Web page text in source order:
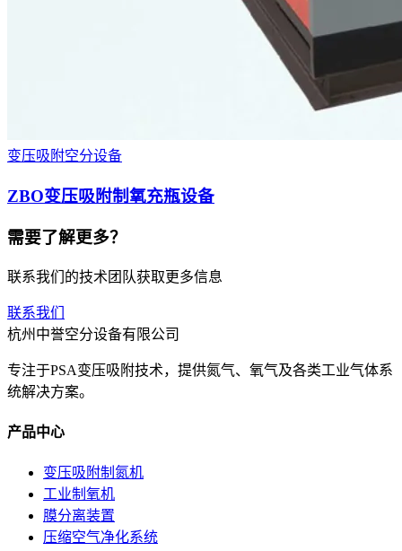
变压吸附空分设备
ZBO变压吸附制氧充瓶设备
需要了解更多？
联系我们的技术团队获取更多信息
联系我们
杭州中誉空分设备有限公司
专注于PSA变压吸附技术，提供氮气、氧气及各类工业气体系
统解决方案。
产品中心
变压吸附制氮机
工业制氧机
膜分离装置
压缩空气净化系统